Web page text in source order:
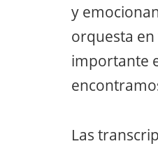
y
orquesta
importante
Las